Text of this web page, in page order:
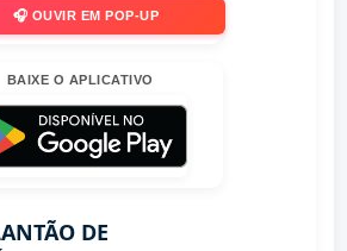
🎧 OUVIR EM POP-UP
BAIXE O APLICATIVO